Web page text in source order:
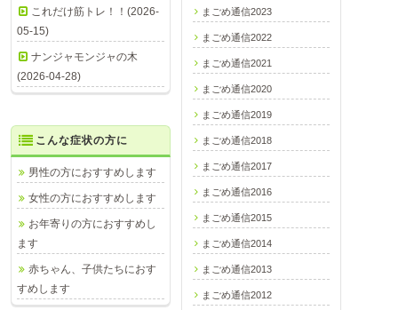
これだけ筋トレ！！(2026-
05-15)
ナンジャモンジャの木
(2026-04-28)
まごめ通信2023
まごめ通信2022
まごめ通信2021
まごめ通信2020
まごめ通信2019
まごめ通信2018
まごめ通信2017
まごめ通信2016
まごめ通信2015
まごめ通信2014
まごめ通信2013
まごめ通信2012
こんな症状の方に
男性の方におすすめします
女性の方におすすめします
お年寄りの方におすすめし
ます
赤ちゃん、子供たちにおす
すめします